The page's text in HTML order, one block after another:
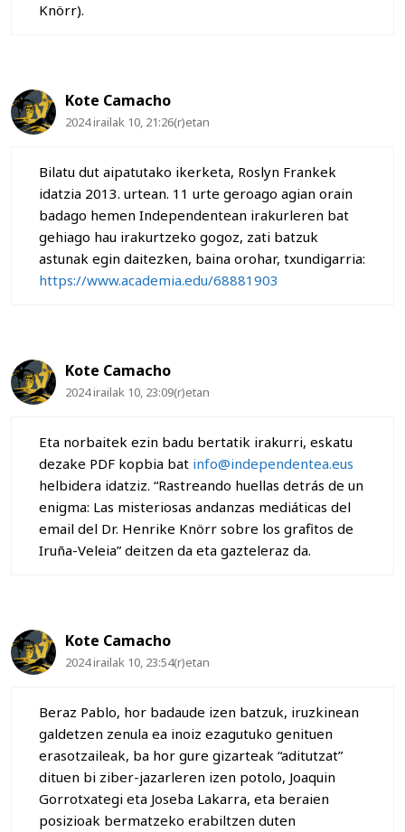
Knörr).
Kote Camacho
2024 irailak 10, 21:26(r)etan
Bilatu dut aipatutako ikerketa, Roslyn Frankek
idatzia 2013. urtean. 11 urte geroago agian orain
badago hemen Independentean irakurleren bat
gehiago hau irakurtzeko gogoz, zati batzuk
astunak egin daitezken, baina orohar, txundigarria:
https://www.academia.edu/68881903
Kote Camacho
2024 irailak 10, 23:09(r)etan
Eta norbaitek ezin badu bertatik irakurri, eskatu
dezake PDF kopbia bat info@independentea.eus
helbidera idatziz. “Rastreando huellas detrás de un
enigma: Las misteriosas andanzas mediáticas del
email del Dr. Henrike Knörr sobre los grafitos de
Iruña-Veleia” deitzen da eta gazteleraz da.
Kote Camacho
2024 irailak 10, 23:54(r)etan
Beraz Pablo, hor badaude izen batzuk, iruzkinean
galdetzen zenula ea inoiz ezagutuko genituen
erasotzaileak, ba hor gure gizarteak “aditutzat”
dituen bi ziber-jazarleren izen potolo, Joaquin
Gorrotxategi eta Joseba Lakarra, eta beraien
posizioak bermatzeko erabiltzen duten